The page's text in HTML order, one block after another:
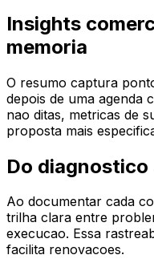
Insights
memoria
O resumo captura
depois de uma agenda
nao ditas, metricas de
proposta mais
Do
Ao documentar cada
trilha clara entre
execucao. Essa
facilita renovacoes.